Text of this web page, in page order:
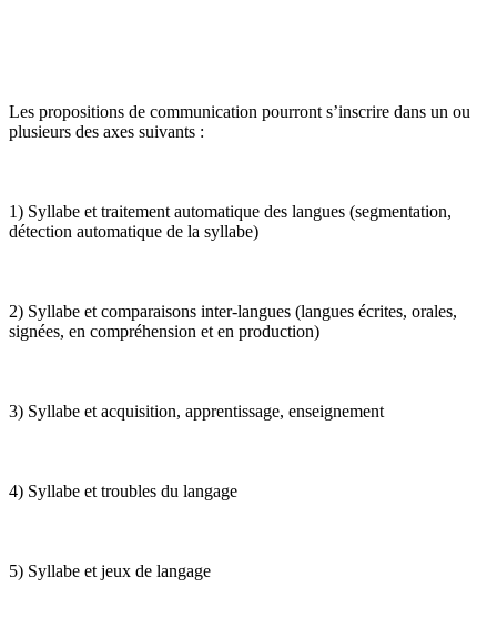
Les propositions de communication pourront s’inscrire dans un ou
plusieurs des axes suivants :
1) Syllabe et traitement automatique des langues (segmentation,
détection automatique de la syllabe)
2) Syllabe et comparaisons inter-langues (langues écrites, orales,
signées, en compréhension et en production)
3) Syllabe et acquisition, apprentissage, enseignement
4) Syllabe et troubles du langage
5) Syllabe et jeux de langage